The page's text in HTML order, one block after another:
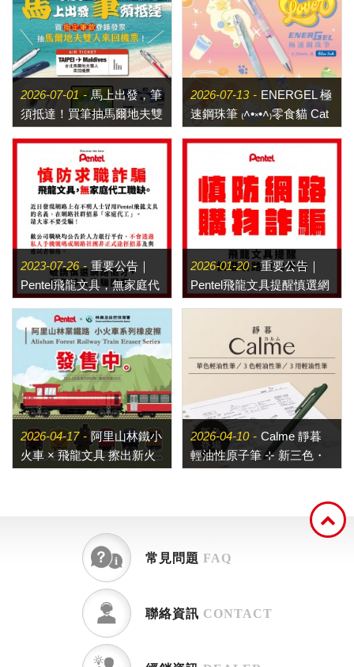
2026-07-01
馬上出發，筆
須抵達！買筆抽馬爾地夫雙
2026-07-13
ENERGEL 極
速鋼珠筆 ₍˄•༝•˄₎零食貓 Cat
2023-07-26
重要公告｜
Pentel飛龍文具，無家庭代
2026-01-20
重要公告｜
Pentel飛龍文具提醒慎選網
2026-04-17
阿里山林鐵小
火車 × 飛龍文具 擦出新火
2026-04-10
Calme 靜暮
輕油性原子筆 ⊹ 新三色・
常見問題 FAQ
聯絡資訊 CONTACT